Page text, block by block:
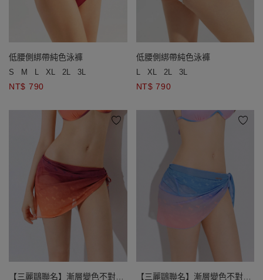
低腰側綁帶純色泳褲
S M L XL 2L 3L
NT$ 790
低腰側綁帶純色泳褲
L XL 2L 3L
NT$ 790
【三麗鷗聯名】漸層變色不對稱
【三麗鷗聯名】漸層變色不對稱